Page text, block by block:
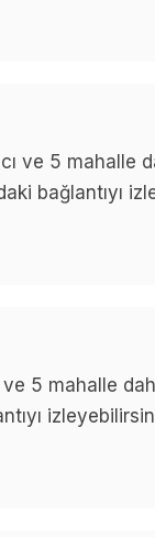
ve 5 mahalle
bağlantıyı
ve 5 mahalle